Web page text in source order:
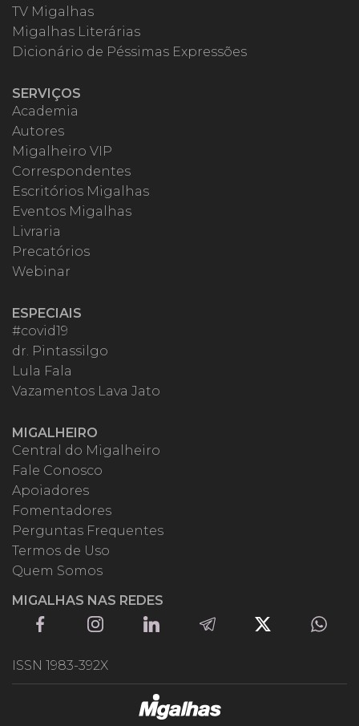
TV Migalhas
Migalhas Literárias
Dicionário de Péssimas Expressões
SERVIÇOS
Academia
Autores
Migalheiro VIP
Correspondentes
Escritórios Migalhas
Eventos Migalhas
Livraria
Precatórios
Webinar
ESPECIAIS
#covid19
dr. Pintassilgo
Lula Fala
Vazamentos Lava Jato
MIGALHEIRO
Central do Migalheiro
Fale Conosco
Apoiadores
Fomentadores
Perguntas Frequentes
Termos de Uso
Quem Somos
MIGALHAS NAS REDES
ISSN 1983-392X